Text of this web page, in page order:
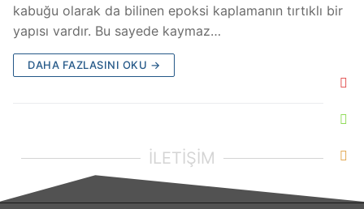
kabuğu olarak da bilinen epoksi kaplamanın tırtıklı bir
yapısı vardır. Bu sayede kaymaz…
DAHA FAZLASINI OKU →
İLETİŞİM